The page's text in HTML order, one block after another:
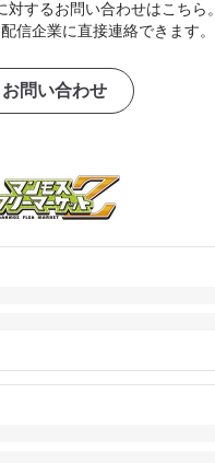
対するお問い合わせはこちら。
信企業に直接連絡できます。
お問い合わせ